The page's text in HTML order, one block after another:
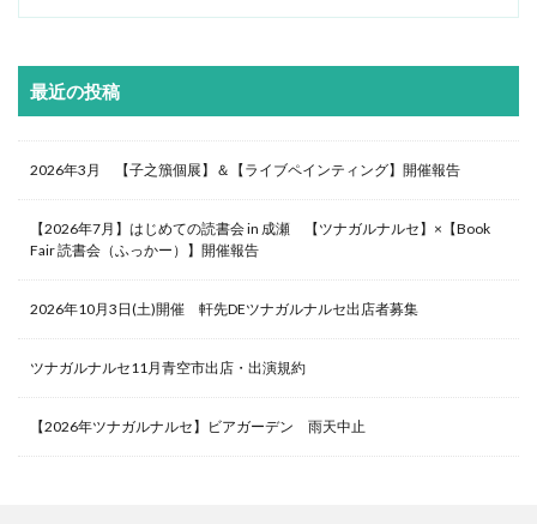
最近の投稿
2026年3月 【子之籏個展】＆【ライブペインティング】開催報告
【2026年7月】はじめての読書会 in 成瀬 【ツナガルナルセ】×【Book
Fair 読書会（ふっかー）】開催報告
2026年10月3日(土)開催 軒先DEツナガルナルセ出店者募集
ツナガルナルセ11月青空市出店・出演規約
【2026年ツナガルナルセ】ビアガーデン 雨天中止